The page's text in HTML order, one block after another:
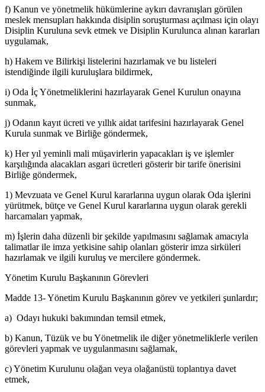
f) Kanun ve yönetmelik hükümlerine aykırı davranışları görülen
meslek mensupları hakkında disiplin soruşturması açılması için olayı
Disiplin Kuruluna sevk etmek ve Disiplin Kurulunca alınan kararları
uygulamak,
h) Hakem ve Bilirkişi listelerini hazırlamak ve bu listeleri
istendiğinde il­gili kuruluşlara bildirmek,
i) Oda İç Yönetmeliklerini hazırlayarak Genel Kurulun onayına
sunmak,
j) Odanın kayıt ücreti ve yıllık aidat tarifesini hazırlayarak Genel
Kurula sunmak ve Birliğe göndermek,
k) Her yıl yeminli mali müşavirlerin yapacakları iş ve işlemler
karşılığın­da alacakları asgari ücretleri gösterir bir tarife önerisini
Birliğe gönder­mek,
1) Mevzuata ve Genel Kurul kararlarına uygun olarak Oda işlerini
yürüt­mek, bütçe ve Genel Kurul kararlarına uygun olarak gerekli
harcamaları yapmak,
m) İşlerin daha düzenli bir şekilde yapılmasını sağlamak amacıyla
tali­matlar ile imza yetkisine sahip olanları gösterir imza sirküleri
hazırlamak ve ilgili kuruluş ve mercilere göndermek.
Yönetim Kurulu Başkanının Görevleri
Madde 13- Yönetim Kurulu Başkanının görev ve yetkileri şunlardır;
a) Odayı hukuki bakımından temsil etmek,
b) Kanun, Tüzük ve bu Yönetmelik ile diğer yönetmeliklerle verilen
gö­revleri yapmak ve uygulanmasını sağlamak,
c) Yönetim Kurulunu olağan veya olağanüstü toplantıya davet
etmek,